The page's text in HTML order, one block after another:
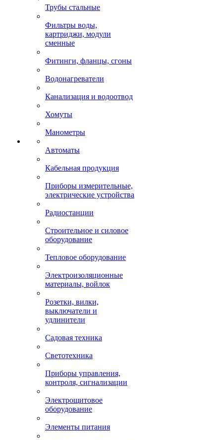
Трубы стальные
Фильтры воды,
картриджи, модули
сменные
Фитинги, фланцы, сгоны
Водонагреватели
Канализация и водоотвод
Хомуты
Манометры
Автоматы
Кабельная продукция
Приборы измерительные,
электрические устройства
Радиостанции
Строительное и силовое
оборудование
Тепловое оборудование
Электроизоляционные
материалы, войлок
Розетки, вилки,
выключатели и
удлинители
Садовая техника
Светотехника
Приборы управления,
контроля, сигнализации
Электрощитовое
оборудование
Элементы питания